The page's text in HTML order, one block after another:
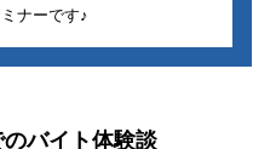
ナーです♪
のバイト体験談